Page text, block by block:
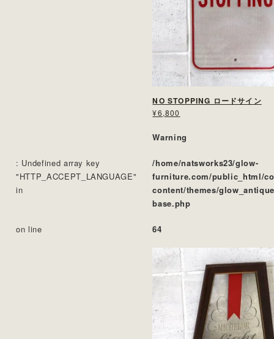
NO STOPPING ロードサイン
¥6,800
Warning
: Undefined array key
"HTTP_ACCEPT_LANGUAGE"
in
/home/natsworks23/glow-
furniture.com/public_html/
content/themes/
base.php
on line 64